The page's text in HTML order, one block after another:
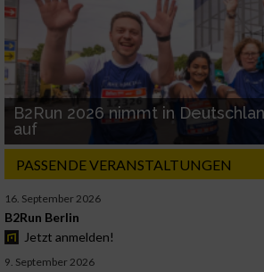
B2Run 2026 nimmt in
auf
PASSENDE VERANSTALTUNGEN
16. September 2026
B2Run Berlin
Jetzt anmelden!
9. September 2026